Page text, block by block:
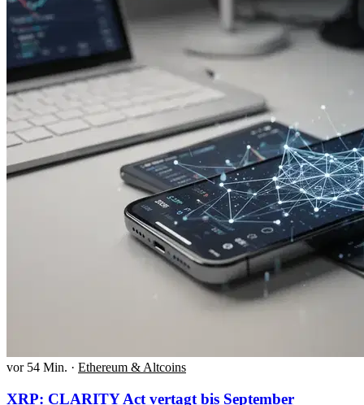
vor 54 Min. · Ethereum & Altcoins
XRP: CLARITY Act vertagt bis September